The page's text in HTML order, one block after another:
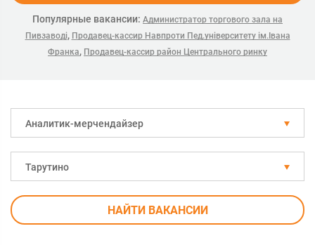
Популярные вакансии: Администратор торгового зала на
Пивзаводі, Продавец-кассир Навпроти Пед.університету ім.Івана
Франка, Продавец-кассир район Центрального ринку
Аналитик-мерчендайзер
Тарутино
НАЙТИ ВАКАНСИИ